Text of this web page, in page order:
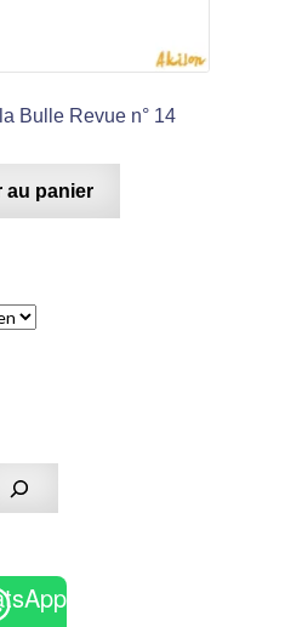
Bulle Revue n° 14
au panier